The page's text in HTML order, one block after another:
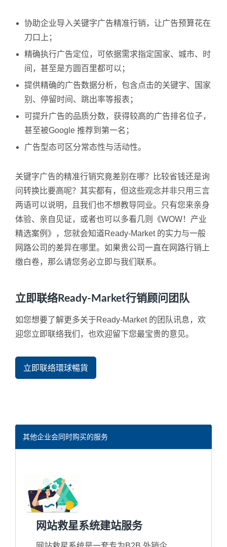
协助企业导入关键字广告精准行销，让广告预算花在
刀口上；
精确执行广告定位，可依据需求指定国家、城市、时
间，甚至是方圆百里都可以；
提供精确的广告数据分析，包含点击的关键字、国家
别、停留时间、跳出率等报表；
可提升广告的品质分数，获得较高的广告排名位子，
甚至被Google 推荐到第一名；
广告型态可区分常态性与活动性。
关键字广告的精准行销究竟差别在哪？比较省钱还是询
问转换比要高呢？其实都有，但这些观念并非只用三言
两语可以说明，且我们也不想教导同业。只有您来亲身
体验、亲自见证，或者也可以多看几则《WOW！产业
精选案例》，您就会知道Ready-Market 的实力与一般
网路公司的差异在哪里。如果贵公司一直在网路行销上
缴白卷，那么请您务必立即与我们联系。
立即联络Ready-Market行销顾问团队
如您想要了解更多关于Ready-Market 的团队讯息，欢
迎您立即联络我们，也欢迎留下您最宝贵的意见。
立即联络環球暢貨
其他企业会同时购买的服务
网站救星系统建站服务